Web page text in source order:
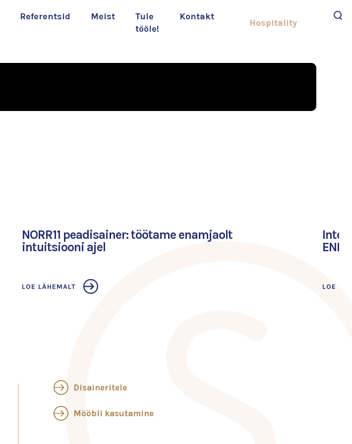
Referentsid Meist
Tule
tööle!
Kontakt
Hospitality
NORR11 peadisainer: töötame enamjaolt
intuitsiooni ajel
LOE LÄHEMALT LOE
Disaineritele
Mööbli kasutamine